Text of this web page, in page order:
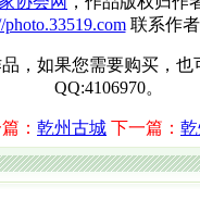
photo.33519.com联系作
，如果您需要购买，也
QQ:4106970。
： 乾州古城 下一篇：